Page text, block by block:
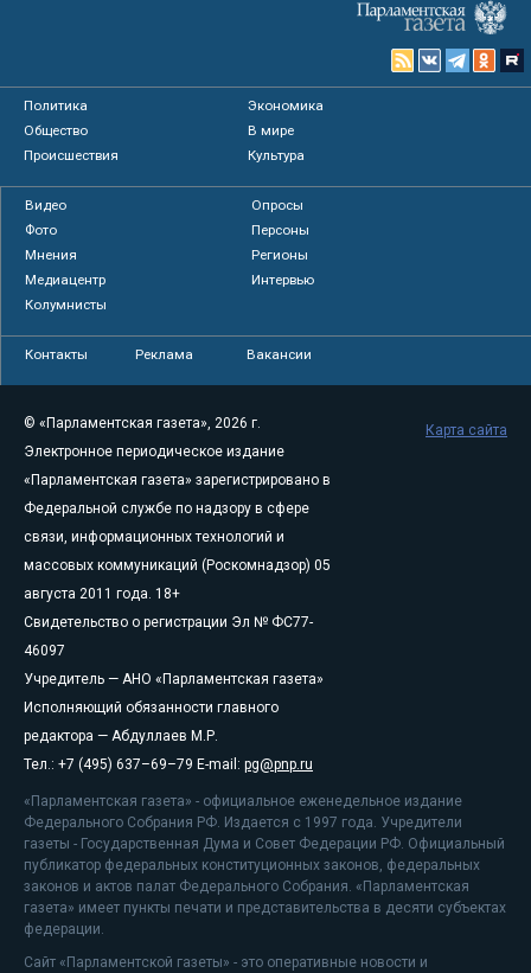
Политика
Экономика
Общество
В мире
Происшествия
Культура
Видео
Опросы
Фото
Персоны
Мнения
Регионы
Медиацентр
Интервью
Колумнисты
Контакты Реклама Вакансии
© «Парламентская газета», 2026 г.
Электронное периодическое издание
«Парламентская газета» зарегистрировано в
Федеральной службе по надзору в сфере
связи, информационных технологий и
массовых коммуникаций (Роскомнадзор) 05
августа 2011 года. 18+
Свидетельство о регистрации Эл № ФС77-
46097
Учредитель — АНО «Парламентская газета»
Исполняющий обязанности главного
редактора — Абдуллаев М.Р.
Тел.: +7 (495) 637–69–79 E-mail: pg@pnp.ru
«Парламентская газета» - официальное еженедельное издание
Федерального Собрания РФ. Издается с 1997 года. Учредители
газеты - Государственная Дума и Совет Федерации РФ. Официальный
публикатор федеральных конституционных законов, федеральных
законов и актов палат Федерального Собрания. «Парламентская
газета» имеет пункты печати и представительства в десяти субъектах
федерации.
Сайт «Парламентской газеты» - это оперативные новости и
Карта сайта